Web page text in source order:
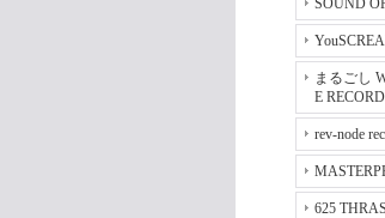
SOUND
まるごし
E
rev-node
625